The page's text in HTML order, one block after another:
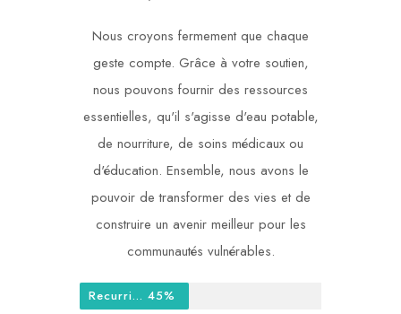
Nous croyons fermement que chaque
geste compte. Grâce à votre soutien,
nous pouvons fournir des ressources
essentielles, qu'il s'agisse d'eau potable,
de nourriture, de soins médicaux ou
d'éducation. Ensemble, nous avons le
pouvoir de transformer des vies et de
construire un avenir meilleur pour les
communautés vulnérables.
Recurring donations 45%